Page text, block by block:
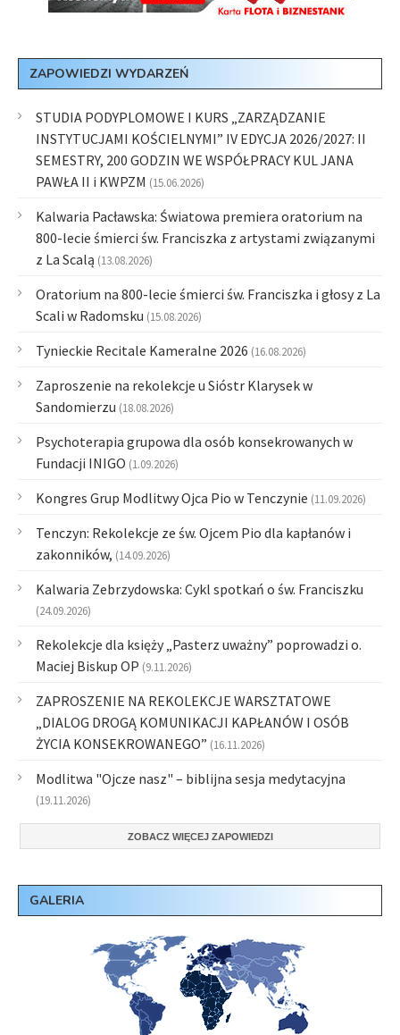
ZAPOWIEDZI WYDARZEŃ
STUDIA PODYPLOMOWE I KURS „ZARZĄDZANIE
INSTYTUCJAMI KOŚCIELNYMI” IV EDYCJA 2026/2027: II
SEMESTRY, 200 GODZIN WE WSPÓŁPRACY KUL JANA
PAWŁA II i KWPZM (15.06.2026)
Kalwaria Pacławska: Światowa premiera oratorium na
800-lecie śmierci św. Franciszka z artystami związanymi
z La Scalą (13.08.2026)
Oratorium na 800-lecie śmierci św. Franciszka i głosy z La
Scali w Radomsku (15.08.2026)
Tynieckie Recitale Kameralne 2026 (16.08.2026)
Zaproszenie na rekolekcje u Sióstr Klarysek w
Sandomierzu (18.08.2026)
Psychoterapia grupowa dla osób konsekrowanych w
Fundacji INIGO (1.09.2026)
Kongres Grup Modlitwy Ojca Pio w Tenczynie (11.09.2026)
Tenczyn: Rekolekcje ze św. Ojcem Pio dla kapłanów i
zakonników, (14.09.2026)
Kalwaria Zebrzydowska: Cykl spotkań o św. Franciszku
(24.09.2026)
Rekolekcje dla księży „Pasterz uważny” poprowadzi o.
Maciej Biskup OP (9.11.2026)
ZAPROSZENIE NA REKOLEKCJE WARSZTATOWE
„DIALOG DROGĄ KOMUNIKACJI KAPŁANÓW I OSÓB
ŻYCIA KONSEKROWANEGO” (16.11.2026)
Modlitwa "Ojcze nasz" – biblijna sesja medytacyjna
(19.11.2026)
ZOBACZ WIĘCEJ ZAPOWIEDZI
GALERIA